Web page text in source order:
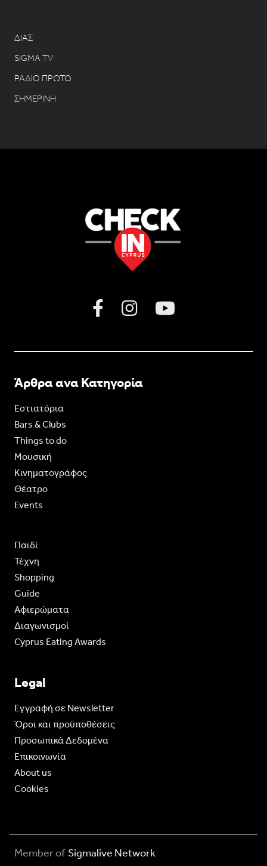
ΔΙΑΣ
SIGMA TV
ΡΑΔΙΟ ΠΡΩΤΟ
ΣΗΜΕΡΙΝΗ
Άρθρα ανα Κατηγορία
Εστιατόρια
Bars & Clubs
Things to do
Moυσική
Κινηματογράφος
Θέατρο
Events
Παιδί
Τέχνη
Shopping
Guide
Aφιερώματα
Διαγωνισμοί
Cyprus Eating Awards
Legal
Eγγραφή σε Newsletter
Όροι και προϋποθέσεις
Προσωπικά Δεδομένα
Επικοινωνία
About us
Cookies
Member of Sigmalive Network